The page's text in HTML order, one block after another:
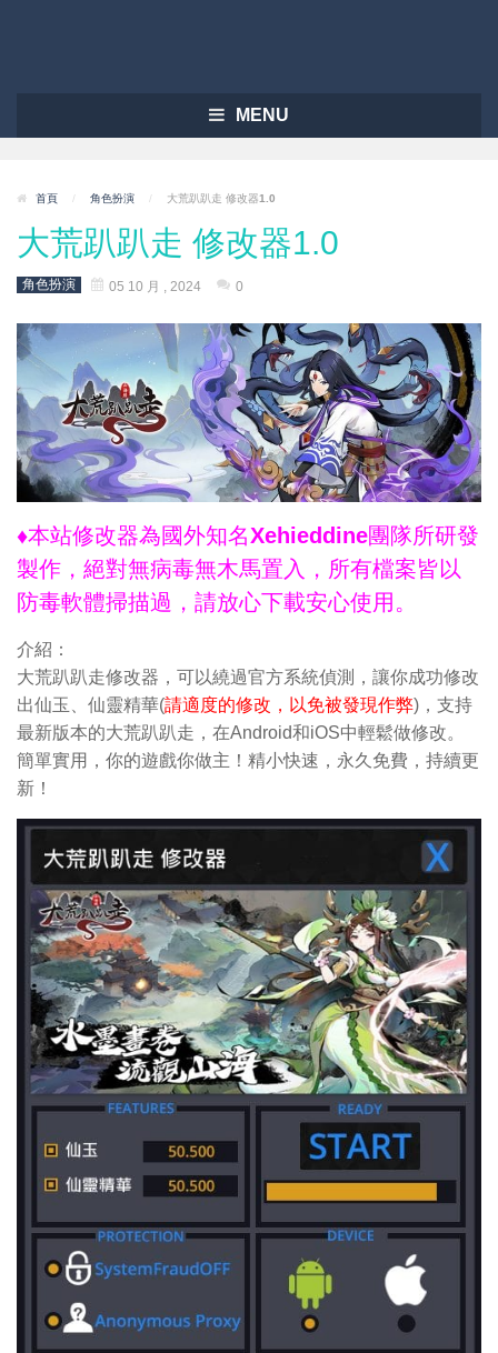
MENU
首頁 / 角色扮演 / 大荒趴趴走 修改器1.0
大荒趴趴走 修改器1.0
角色扮演 05 10 月 , 2024 0
♦本站修改器為國外知名Xehieddine團隊所研發
製作，絕對無病毒無木馬置入，所有檔案皆以
防毒軟體掃描過，請放心下載安心使用。
介紹：
大荒趴趴走修改器，可以繞過官方系統偵測，讓你成功修改
出仙玉、仙靈精華(請適度的修改，以免被發現作弊)，支持
最新版本的大荒趴趴走，在Android和iOS中輕鬆做修改。
簡單實用，你的遊戲你做主！精小快速，永久免費，持續更
新！